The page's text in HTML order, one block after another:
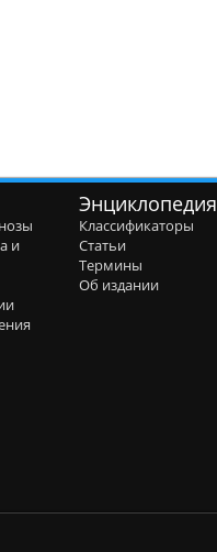
и
Энциклопедия
Классификаторы
Статьи
Термины
Об издании